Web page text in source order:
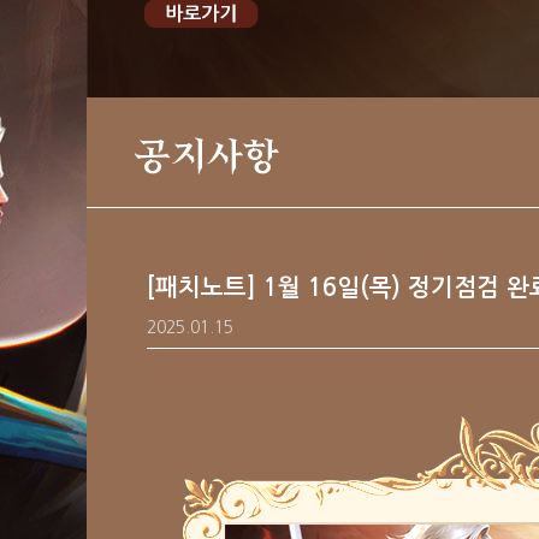
공지사항
[패치노트] 1월 16일(목) 정기점검 완
2025.01.15